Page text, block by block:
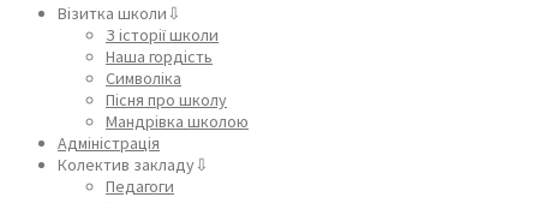
Візитка школи⇩
З історії школи
Наша гордість
Символіка
Пісня про школу
Мандрівка школою
Адміністрація
Колектив закладу⇩
Педагоги